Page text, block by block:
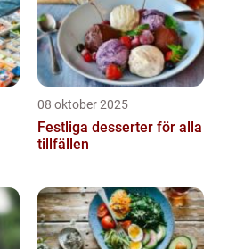
08 oktober 2025
Festliga desserter för alla
tillfällen